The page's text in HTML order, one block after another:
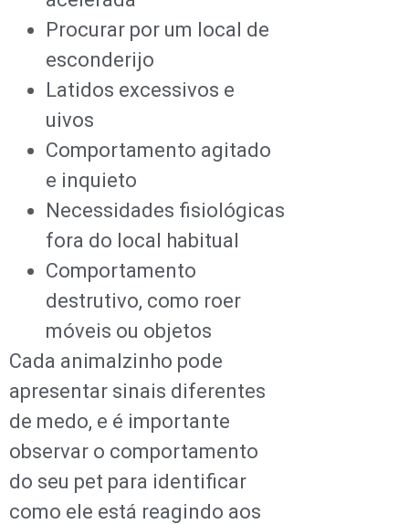
Procurar por um local de
esconderijo
Latidos excessivos e
uivos
Comportamento agitado
e inquieto
Necessidades fisiológicas
fora do local habitual
Comportamento
destrutivo, como roer
móveis ou objetos
Cada animalzinho pode
apresentar sinais diferentes
de medo, e é importante
observar o comportamento
do seu pet para identificar
como ele está reagindo aos